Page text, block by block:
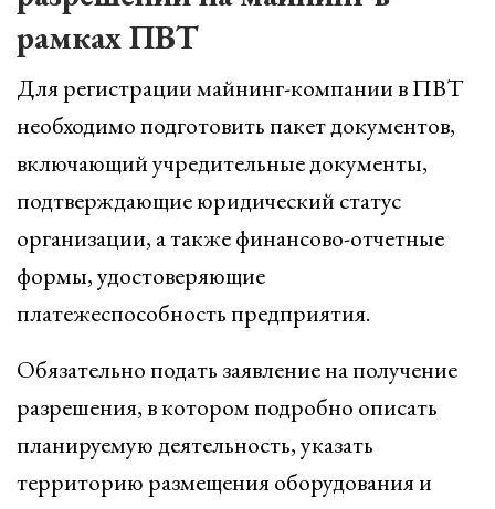
рамках ПВТ
Для регистрации майнинг-компании в ПВТ
необходимо подготовить пакет документов,
включающий учредительные документы,
подтверждающие юридический статус
организации, а также финансово-отчетные
формы, удостоверяющие
платежеспособность предприятия.
Обязательно подать заявление на получение
разрешения, в котором подробно описать
планируемую деятельность, указать
территорию размещения оборудования и